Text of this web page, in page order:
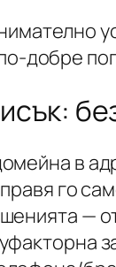
добре
в
го
—